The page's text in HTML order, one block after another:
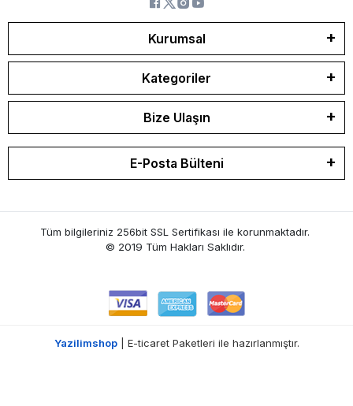
Kurumsal
Kategoriler
Bize Ulaşın
E-Posta Bülteni
Tüm bilgileriniz 256bit SSL Sertifikası ile korunmaktadır.
© 2019 Tüm Hakları Saklıdır.
Yazilimshop| E-ticaret Paketleri ile hazırlanmıştır.